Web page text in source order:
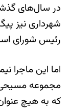
در سال‌های
رئیس شورای
مجموعه مسیحی
که به هیچ